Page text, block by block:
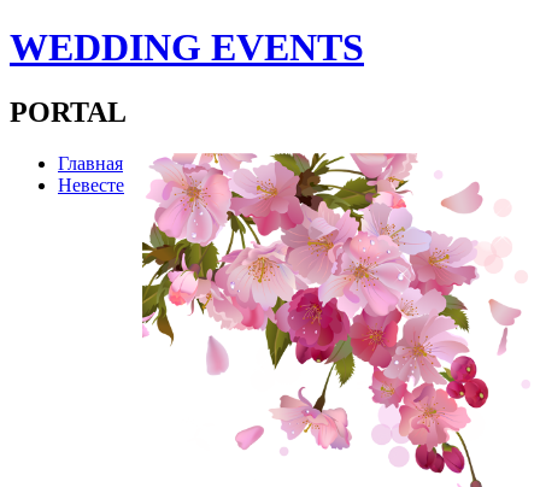
WEDDING EVENTS
PORTAL
Главная
Невесте